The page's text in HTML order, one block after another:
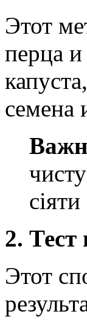
Этот
перца
семена
2.
Этот